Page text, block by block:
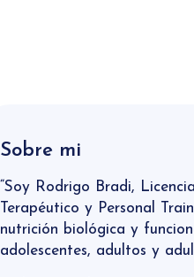
Sobre mi
“Soy Rodrigo Bradi,
Terapéutico y Personal
nutrición biológica y
adolescentes, adultos y